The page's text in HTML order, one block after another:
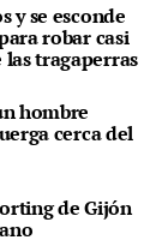
y se esconde
robar casi
las tragaperras
hombre
cerca del
de Gijón